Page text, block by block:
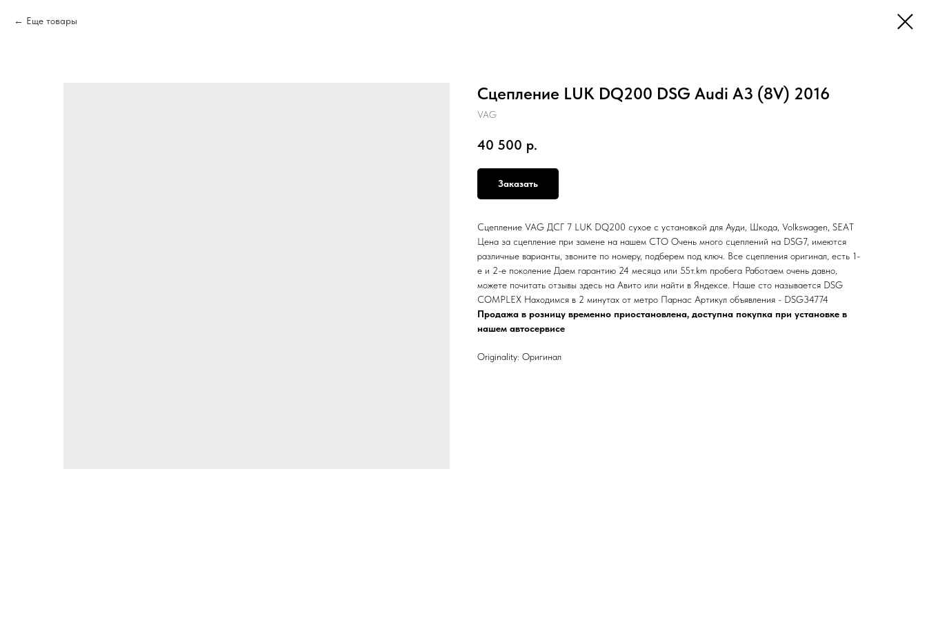
Еще товары
Сцепление LUK DQ200 DSG Audi A3 (8V) 2016
VAG
40 500 р.
Заказать
Сцепление VAG ДСГ 7 LUK DQ200 сухое с установкой для Ауди, Шкода, Volkswagen, SEAT
Цена за сцепление при замене на нашем СТО Очень много сцеплений на DSG7, имеются
различные варианты, звоните по номеру, подберем под ключ. Все сцепления оригинал, есть 1-
е и 2-е поколение Даем гарантию 24 месяца или 55т.km пробега Работаем очень давно,
можете почитать отзывы здесь на Авито или найти в Яндексе. Наше сто называется DSG
COMPLEX Находимся в 2 минутах от метро Парнас Артикул объявления - DSG34774
Продажа в розницу временно приостановлена, доступна покупка при установке в
нашем автосервисе
Originality: Оригинал